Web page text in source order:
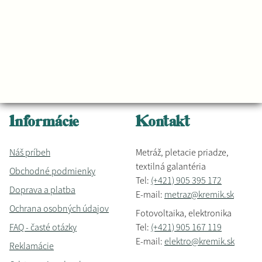
Informácie
Náš príbeh
Obchodné podmienky
Doprava a platba
Ochrana osobných údajov
FAQ - časté otázky
Reklamácie
Kontakt
Metráž, pletacie priadze,
textilná galantéria
Tel: (+421) 905 395 172
E-mail: metraz@kremik.sk
Fotovoltaika, elektronika
Tel: (+421) 905 167 119
E-mail: elektro@kremik.sk